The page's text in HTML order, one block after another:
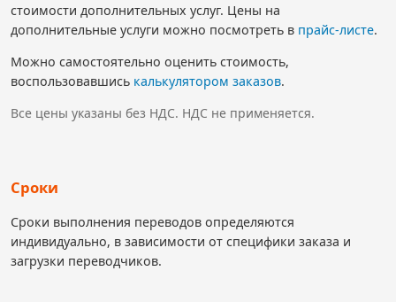
стоимости дополнительных услуг. Цены на
дополнительные услуги можно посмотреть в прайс-листе.
Можно самостоятельно оценить стоимость,
воспользовавшись калькулятором заказов.
Все цены указаны без НДС. НДС не применяется.
Сроки
Сроки выполнения переводов определяются
индивидуально, в зависимости от специфики заказа и
загрузки переводчиков.